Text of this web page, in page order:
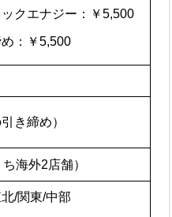
クエナジー：￥5,500
：￥5,500
き締め）
海外2店舗）
/関東/中部